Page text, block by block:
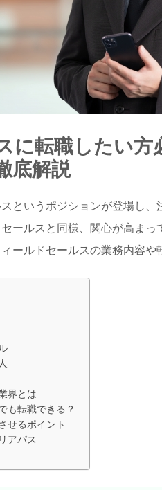
に転職したい方
底解説
というポジションが登場し
ールスと同様、関心が高ま
ールドセールスの業務内容や
界とは
も転職できる？
せるポイント
アパス